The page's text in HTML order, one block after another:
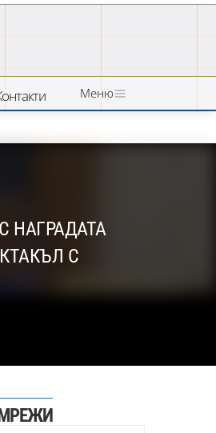
Меню
НАГРАДАТА
С